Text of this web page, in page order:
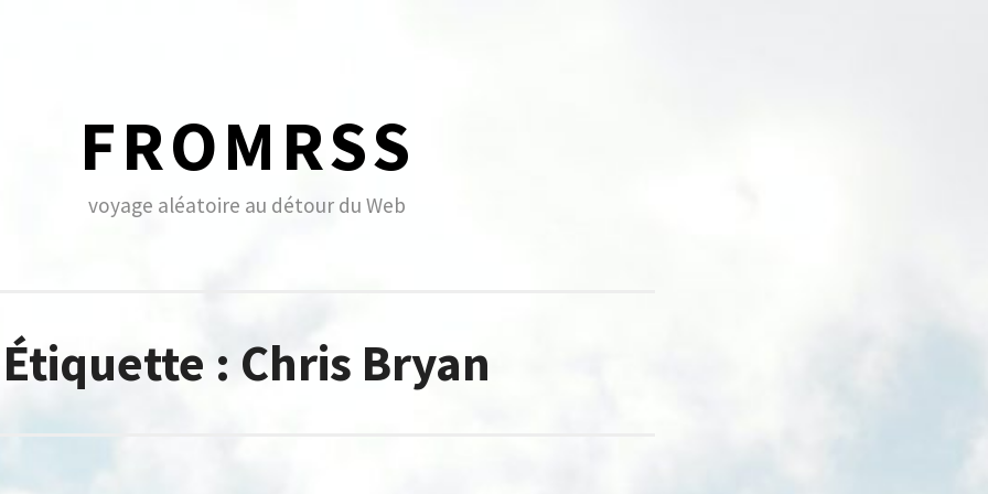
FROMRSS
voyage aléatoire au détour du Web
Étiquette : Chris Bryan